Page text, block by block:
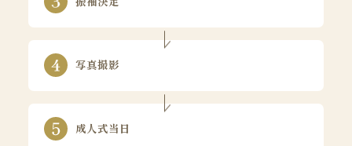
写真撮影
成人式当日